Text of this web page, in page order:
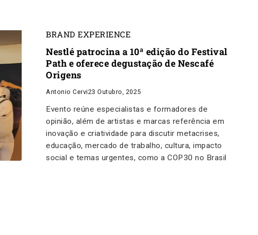
BRAND EXPERIENCE
Nestlé patrocina a 10ª edição do Festival
Path e oferece degustação de Nescafé
Origens
Antonio Cervi23 Outubro, 2025
Evento reúne especialistas e formadores de
opinião, além de artistas e marcas referência em
inovação e criatividade para discutir metacrises,
educação, mercado de trabalho, cultura, impacto
social e temas urgentes, como a COP30 no Brasil